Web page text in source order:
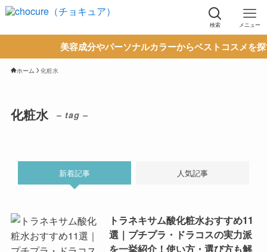
検索 メニュー
美容成分やパーソナルカラーからベストコスメを
ホーム 化粧水
化粧水 – tag –
新着記事 人気記事
トラネキサム酸化粧水おすすめ11
選｜プチプラ・ドラコスの実力派
を一挙紹介！使い方・選び方も解